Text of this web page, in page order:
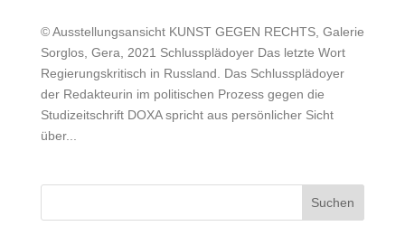
© Ausstellungsansicht KUNST GEGEN RECHTS, Galerie
Sorglos, Gera, 2021 Schlussplädoyer Das letzte Wort
Regierungskritisch in Russland. Das Schlussplädoyer
der Redakteurin im politischen Prozess gegen die
Studizeitschrift DOXA spricht aus persönlicher Sicht
über...
Suchen